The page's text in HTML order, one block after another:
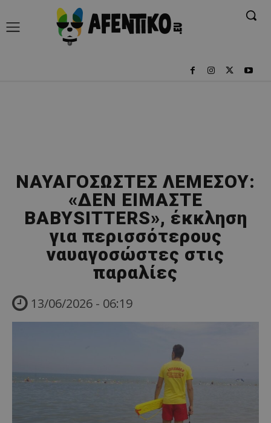
ΝΑΥΑΓΟΣΩΣΤΕΣ ΛΕΜΕΣΟΥ:
«ΔΕΝ ΕΙΜΑΣΤΕ
BABYSITTERS», έκκληση
για περισσότερους
ναυαγοσώστες στις
παραλίες
13/06/2026 - 06:19